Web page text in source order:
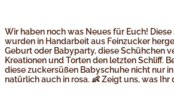
Wir haben noch was Neues für Euch!
wurden in Handarbeit aus Feinzucker
Geburt oder Babyparty, diese Schühchen
Kreationen und Torten den letzten Schliff.
diese zuckersüßen Babyschuhe nicht nur
natürlich auch in rosa. 👶 Zeigt uns, was Ihr